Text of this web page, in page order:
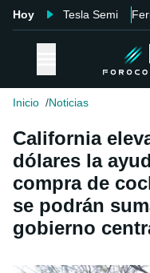
Hoy Tesla Semi
Inicio Noticias
California
dólares la
compra de
se podrán
gobierno